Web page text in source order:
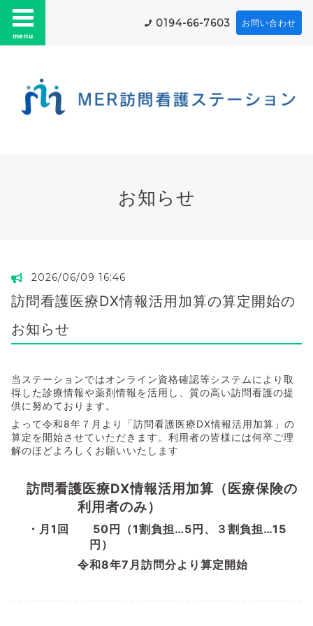
menu
0194-66-7603 お問い合わせ
お知らせ
2026/06/09 16:46
訪問看護医療DX情報活用加算の算定開始の
お知らせ
当ステーションではオンライン資格確認等システムにより取
得した診療情報や薬剤情報を活用し、質の高い訪問看護の提
供に努めております。
よって令和8年７月より「訪問看護医療DX情報活用加算」の
算定を開始させていただきます。利用者の皆様には何卒ご理
解のほどよろしくお願いいたします
訪問看護医療DX情報活用加算（医療保険の
利用者のみ）
・月1回 50円（1割負担…5円、３割負担…15
円）
令和8年7月訪問分より算定開始